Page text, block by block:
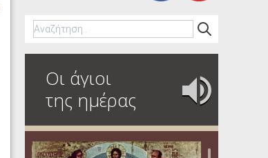
Οι άγιοι
της ημέρας